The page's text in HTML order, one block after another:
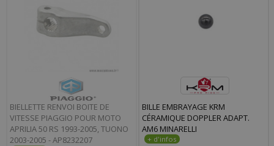
BIELLETTE RENVOI BOITE DE
VITESSE PIAGGIO POUR MOTO
APRILIA 50 RS 1993-2005, TUONO
2003-2005 - AP8232207
BILLE EMBRAYAGE KRM
CÉRAMIQUE DOPPLER ADAPT.
AM6 MINARELLI